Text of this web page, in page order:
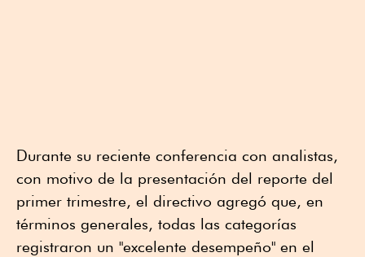
Durante su reciente conferencia con analistas,
con motivo de la presentación del reporte del
primer trimestre, el directivo agregó que, en
términos generales, todas las categorías
registraron un "excelente desempeño" en el